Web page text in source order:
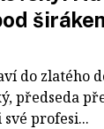
do zlatého
předseda
profesi...